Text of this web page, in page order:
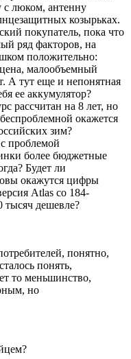
люком, антенну
козырьках.
покупатель, пока что
ряд факторов, на
положительно:
малообъемный
А тут еще и непонятная
ее аккумулятор?
рассчитан на 8 лет, но
окажется
зим?
проблемой
более бюджетные
Будет ли
окажутся цифры
Atlas со 184-
тысяч дешевле?
понятно,
понять,
то меньшинство,
но